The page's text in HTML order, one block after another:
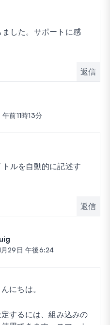
した。サポートに感
返信
前11時13分
ルを自動的に記述す
返信
月29日 午後6:24
にちは。
するには、組み込みの